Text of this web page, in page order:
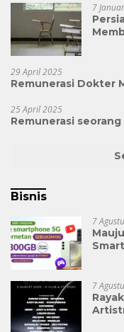
7
29 April 2025
Remunerasi Dokter
25 April 2025
Remunerasi
Bisnis
7
7